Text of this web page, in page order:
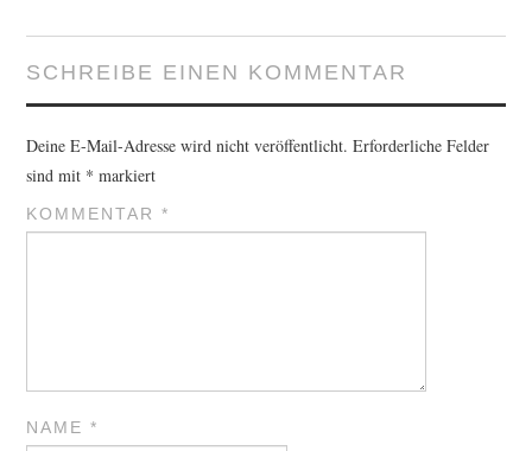
SCHREIBE EINEN KOMMENTAR
Deine E-Mail-Adresse wird nicht veröffentlicht. Erforderliche Felder
sind mit * markiert
KOMMENTAR*
NAME*